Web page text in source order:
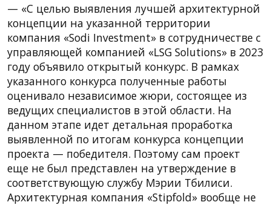
— «С целью выявления лучшей архитектурной
концепции на указанной территории
компания «Sodi Investment» в сотрудничестве с
управляющей компанией «LSG Solutions» в 2023
году объявило открытый конкурс. В рамках
указанного конкурса полученные работы
оценивало независимое жюри, состоящее из
ведущих специалистов в этой области. На
данном этапе идет детальная проработка
выявленной по итогам конкурса концепции
проекта — победителя. Поэтому сам проект
еще не был представлен на утверждение в
соответствующую службу Мэрии Тбилиси.
Архитектурная компания «Stipfold» вообще не